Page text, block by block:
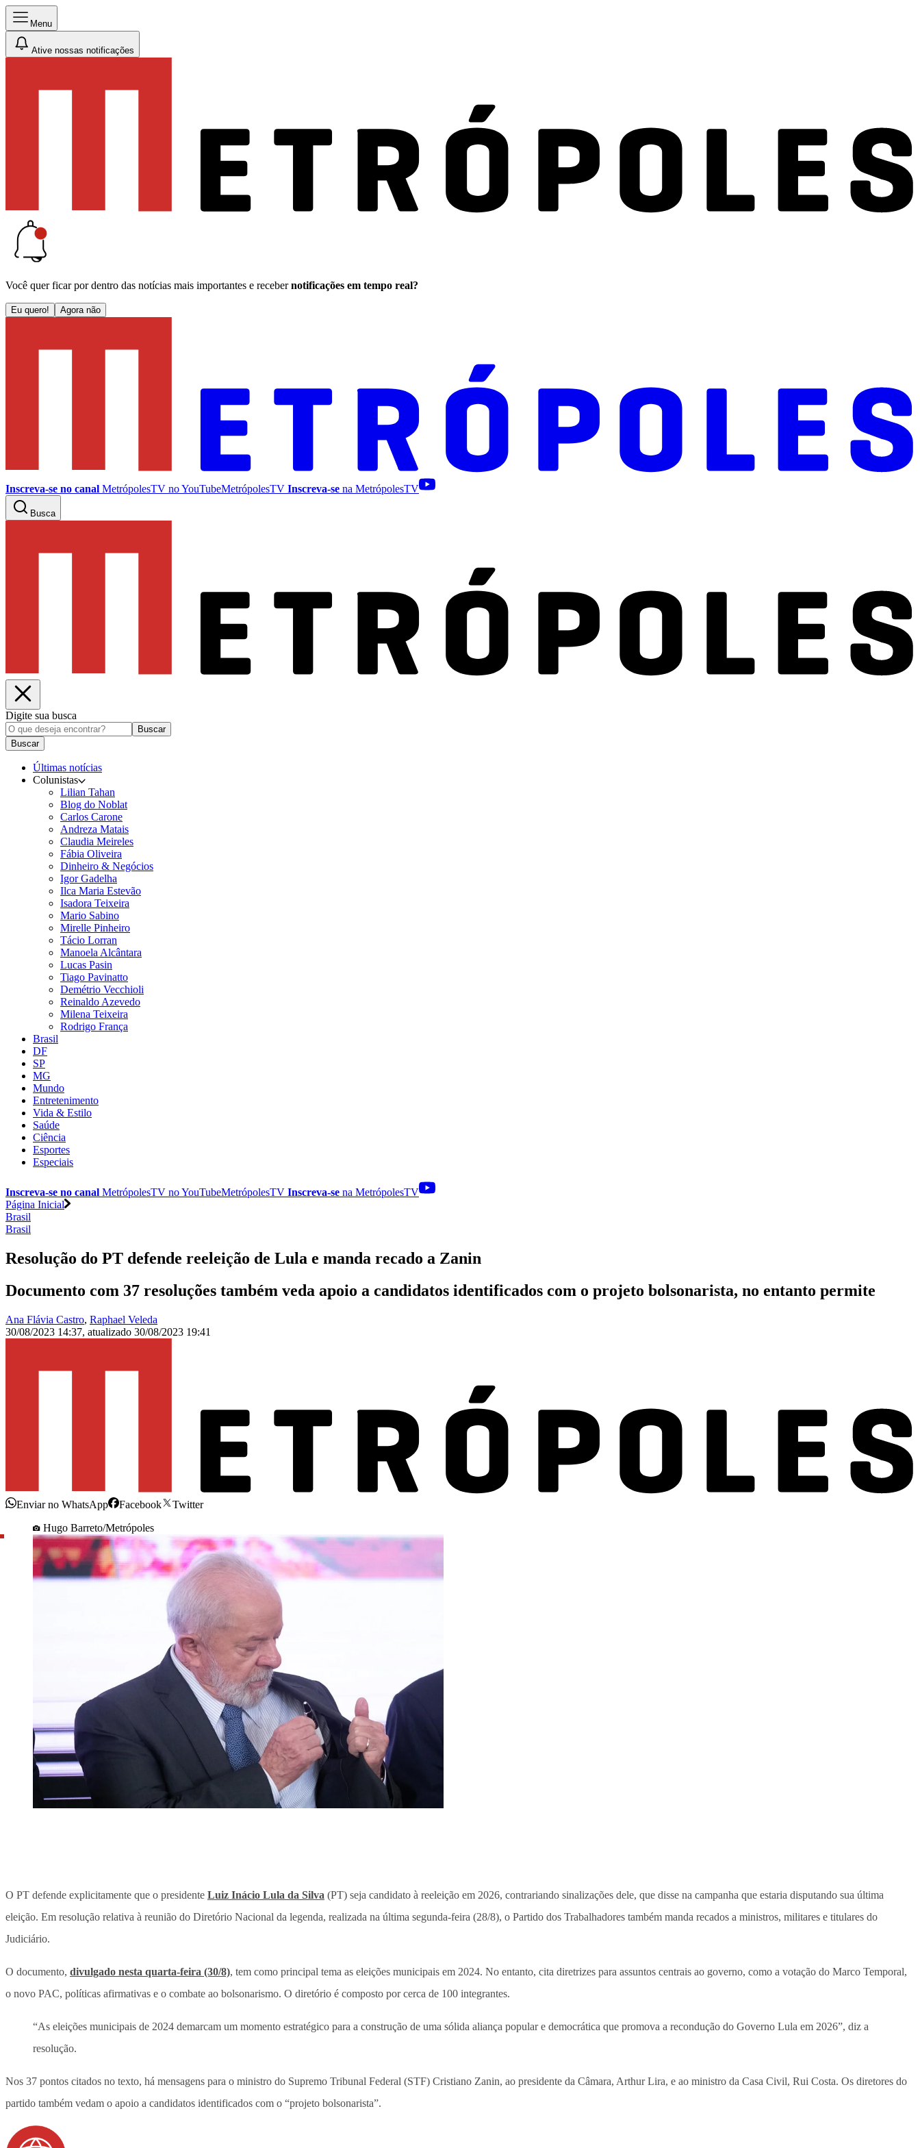
Menu
Ative nossas notificações
Você quer ficar por dentro das notícias mais importantes e receber notificações em tempo real?
Eu quero! Agora não
Inscreva-se no canal MetrópolesTV noYouTubeMetrópolesTV Inscreva-se na MetrópolesTV
Busca
Digite sua busca
Buscar
Buscar
Últimas notícias
Colunistas
Lilian Tahan
Blog do Noblat
Carlos Carone
Andreza Matais
Claudia Meireles
Fábia Oliveira
Dinheiro & Negócios
Igor Gadelha
Ilca Maria Estevão
Isadora Teixeira
Mario Sabino
Mirelle Pinheiro
Tácio Lorran
Manoela Alcântara
Lucas Pasin
Tiago Pavinatto
Demétrio Vecchioli
Reinaldo Azevedo
Milena Teixeira
Rodrigo França
Brasil
DF
SP
MG
Mundo
Entretenimento
Vida & Estilo
Saúde
Ciência
Esportes
Especiais
Inscreva-se no canal MetrópolesTV noYouTubeMetrópolesTV Inscreva-se na MetrópolesTV
Página Inicial
Brasil
Brasil
Resolução do PT defende reeleição de Lula e manda recado a Zanin
Documento com 37 resoluções também veda apoio a candidatos identificados com o projeto bolsonarista, no entanto permite
Ana Flávia Castro, Raphael Veleda
30/08/2023 14:37, atualizado 30/08/2023 19:41
Enviar no WhatsApp Facebook
Twitter
Hugo Barreto/Metrópoles
O PT defende explicitamente que o presidente Luiz Inácio Lula da Silva (PT) seja candidato à reeleição em 2026, contrariando sinalizações dele, que disse na campanha que estaria disputando sua última
eleição. Em resolução relativa à reunião do Diretório Nacional da legenda, realizada na última segunda-feira (28/8), o Partido dos Trabalhadores também manda recados a ministros, militares e titulares do
Judiciário.
O documento, divulgado nesta quarta-feira (30/8), tem como principal tema as eleições municipais em 2024. No entanto, cita diretrizes para assuntos centrais ao governo, como a votação do Marco Temporal,
o novo PAC, políticas afirmativas e o combate ao bolsonarismo. O diretório é composto por cerca de 100 integrantes.
“As eleições municipais de 2024 demarcam um momento estratégico para a construção de uma sólida aliança popular e democrática que promova a recondução do Governo Lula em 2026”, diz a
resolução.
Nos 37 pontos citados no texto, há mensagens para o ministro do Supremo Tribunal Federal (STF) Cristiano Zanin, ao presidente da Câmara, Arthur Lira, e ao ministro da Casa Civil, Rui Costa. Os diretores do
partido também vedam o apoio a candidatos identificados com o “projeto bolsonarista”.